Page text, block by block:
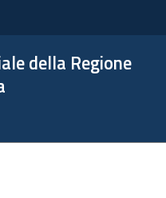
della Regione